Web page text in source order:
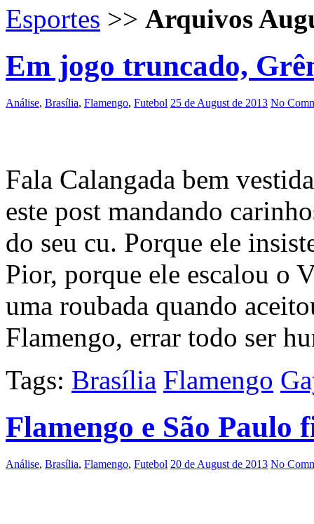
Esportes >> Arquivos
Em jogo truncado,
Análise, Brasília, Flamengo, Futebol 25 de August de 2013 No
Fala Calangada bem
este post mandando
do seu cu. Porque ele
Pior, porque ele escalou o
uma roubada quando
Flamengo, errar todo ser
Tags: Brasília Flamengo
Flamengo e São Paulo
Análise, Brasília, Flamengo, Futebol 20 de August de 2013 No